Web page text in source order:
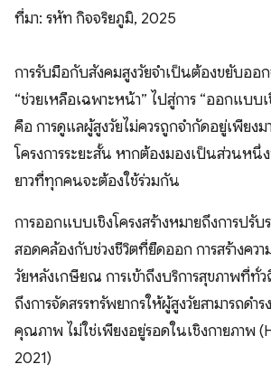
ที่มา: รหัท กิจจริยภูมิ, 2025
การรับมือกับสังคมสูงวัยจำเป็นต้องขยับอ
“ช่วยเหลือเฉพาะหน้า” ไปสู่การ “ออกแบบเ
คือ การดูแลผู้สูงวัยไม่ควรถูกจำกัดอยู่เพียงม
โครงการระยะสั้น หากต้องมองเป็นส่วนหนึ่
ยาวที่ทุกคนจะต้องใช้ร่วมกัน
การออกแบบเชิงโครงสร้างหมายถึงการปรับ
สอดคล้องกับช่วงชีวิตที่ยืดออก การสร้างคว
วัยหลังเกษียณ การเข้าถึงบริการสุขภาพที่ทั่
ถึงการจัดสรรทรัพยากรให้ผู้สูงวัยสามารถดำร
คุณภาพ ไม่ใช่เพียงอยู่รอดในเชิงกายภาพ
2021)